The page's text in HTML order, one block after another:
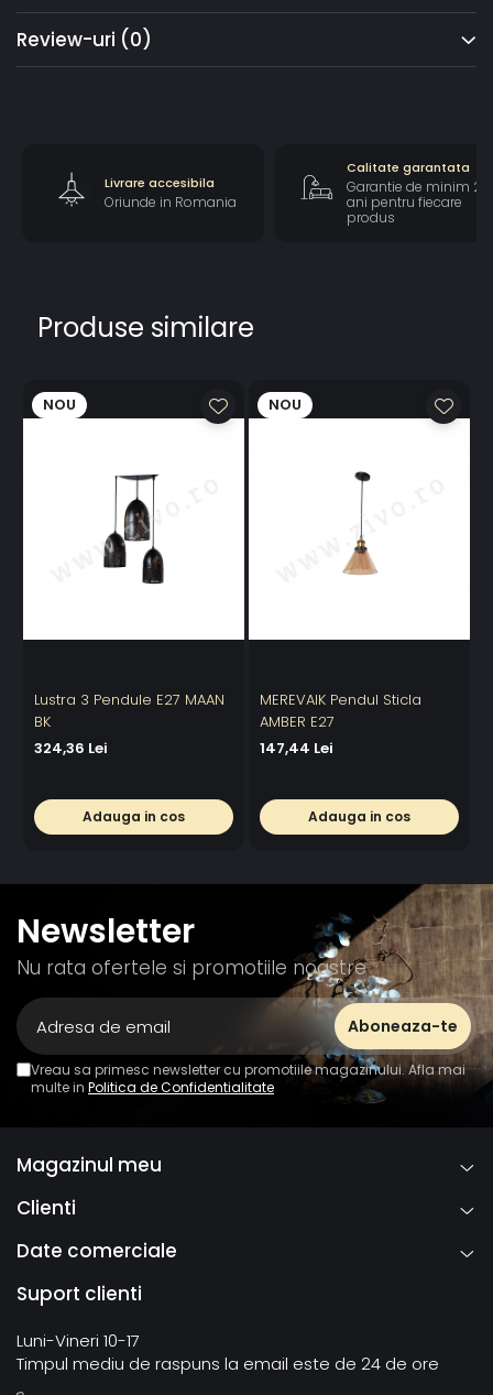
Review-uri (0)
Livrare accesibila
Oriunde in Romania
Calitate garantata
Garantie de minim 2
ani pentru fiecare
produs
Produse similare
NOU
Lustra 3 Pendule E27 MAAN
BK
324,36 Lei
Adauga in cos
NOU
MEREVAIK Pendul Sticla
AMBER E27
147,44 Lei
Adauga in cos
Newsletter
Nu rata ofertele si promotiile noastre
Vreau sa primesc newsletter cu promotiile magazinului. Afla mai
multe in Politica de Confidentialitate
Magazinul meu
Clienti
Date comerciale
Suport clienti
Luni-Vineri 10-17
Timpul mediu de raspuns la email este de 24 de ore